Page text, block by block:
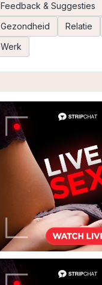
Feedback & Suggesties
Gezondheid
Relatie
Werk